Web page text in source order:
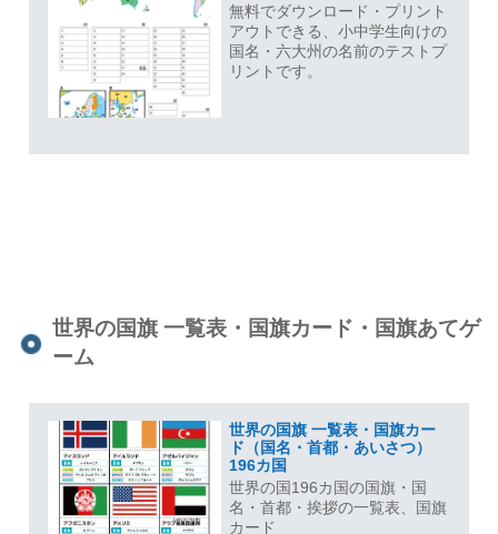
無料でダウンロード・プリント
アウトできる、小中学生向けの
国名・六大州の名前のテストプ
リントです。
世界の国旗 一覧表・国旗カード・国旗あてゲ
ーム
世界の国旗 一覧表・国旗カー
ド（国名・首都・あいさつ）
196カ国
世界の国196カ国の国旗・国
名・首都・挨拶の一覧表、国旗
カード